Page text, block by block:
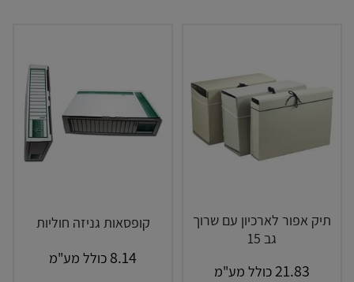
תיק אפור לארכיון עם שרוך
גב 15
21.83כולל מע"מ
קופסאות גניזה חוליות
8.14 כולל מע"מ